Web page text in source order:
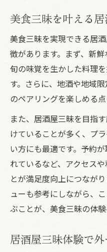
意
ク
居酒屋三昧で外
新鮮刺身三昧
法
ゆっくり過ごせる
居酒屋三昧を満
個室で楽しむ居
居酒屋三昧の個
プライベート重
居酒屋三昧で人
居酒屋三昧の宴
美食三昧を叶える
美食三昧を実現できる居
徴があります。まず、新鮮
旬の味覚を生かした料理
す。さらに、地酒や地域
のペアリングを楽しめる点
また、居酒屋三昧を目指
けていることが多く、プ
い方にも最適です。予約
れているなど、アクセス
とが満足度向上につなが
ューも参考にしながら、
ぶことが、美食三昧の体験
居酒屋三昧体験で